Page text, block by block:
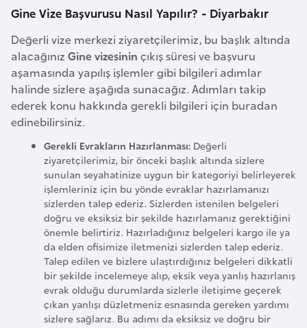
Gine Vize Başvurusu Nasıl Yapılır? - Diyarbakır
Değerli vize merkezi ziyaretçilerimiz, bu başlık altında
alacağınız Gine vizesinin çıkış süresi ve başvuru
aşamasında yapılış işlemler gibi bilgileri adımlar
halinde sizlere aşağıda sunacağız. Adımları takip
ederek konu hakkında gerekli bilgileri için buradan
edinebilirsiniz.
Gerekli Evrakların Hazırlanması: Değerli
ziyaretçilerimiz, bir önceki başlık altında sizlere
sunulan seyahatinize uygun bir kategoriyi belirleyerek
işlemleriniz için bu yönde evraklar hazırlamanızı
sizlerden talep ederiz. Sizlerden istenilen belgeleri
doğru ve eksiksiz bir şekilde hazırlamanız gerektiğini
önemle belirtiriz. Hazırladığınız belgeleri kargo ile ya
da elden ofisimize iletmenizi sizlerden talep ederiz.
Talep edilen ve bizlere ulaştırdığınız belgeleri dikkatli
bir şekilde incelemeye alıp, eksik veya yanlış hazırlanış
evrak olduğu durumlarda sizlerle iletişime geçerek
çıkan yanlışı düzletmeniz esnasında gereken yardımı
sizlere sağlarız. Bu adımı da eksiksiz ve doğru bir
u
g
a
r
i
s